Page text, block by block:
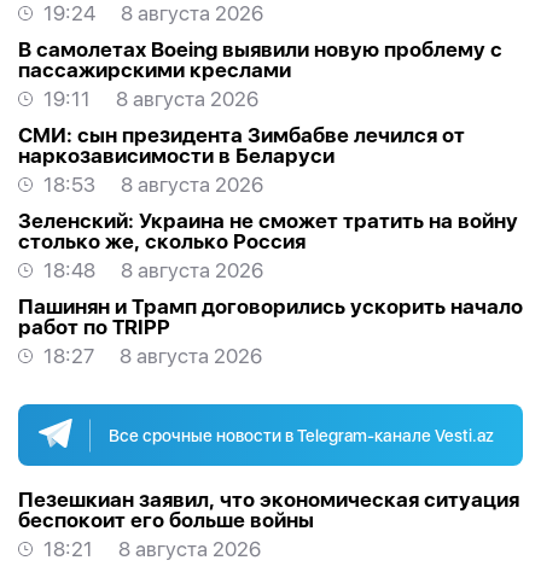
19:24
8 августа 2026
В самолетах Boeing выявили новую проблему с
пассажирскими креслами
19:11
8 августа 2026
СМИ: сын президента Зимбабве лечился от
наркозависимости в Беларуси
18:53
8 августа 2026
Зеленский: Украина не сможет тратить на войну
столько же, сколько Россия
18:48
8 августа 2026
Пашинян и Трамп договорились ускорить начало
работ по TRIPP
18:27
8 августа 2026
Все срочные новости в Telegram-канале Vesti.az
Пезешкиан заявил, что экономическая ситуация
беспокоит его больше войны
18:21
8 августа 2026